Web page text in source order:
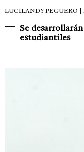
LUCILANDY PEGUERO |
Se
estudiantiles